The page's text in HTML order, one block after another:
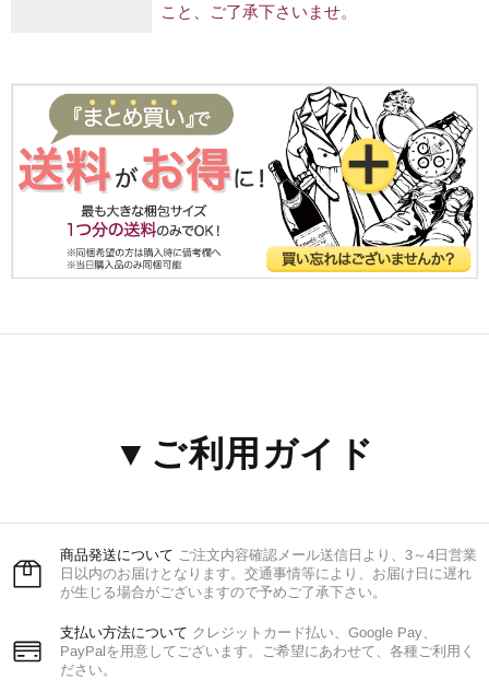
こと、ご了承下さいませ。
▼ご利用ガイド
商品発送について ご注文内容確認メール送信日より、3～4日営業
日以内のお届けとなります。交通事情等により、お届け日に遅れ
が生じる場合がございますので予めご了承下さい。
支払い方法について クレジットカード払い、Google Pay、
PayPalを用意してございます。ご希望にあわせて、各種ご利用く
ださい。